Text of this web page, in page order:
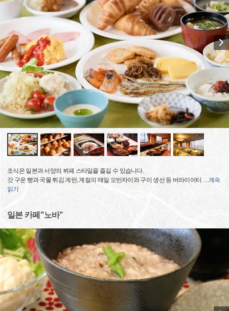
조식은 일본과 서양의 뷔페 스타일을 즐길 수 있습니다.
갓 구운 빵과 국물 튀김 계란, 계절의 매일 오반자이와 구이 생선 등 버라이어티 …계속
읽기
일본 카페"노바"